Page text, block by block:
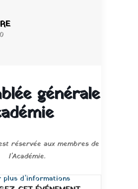
générale
réservée aux membres de
l’Académie.
plus d’informations